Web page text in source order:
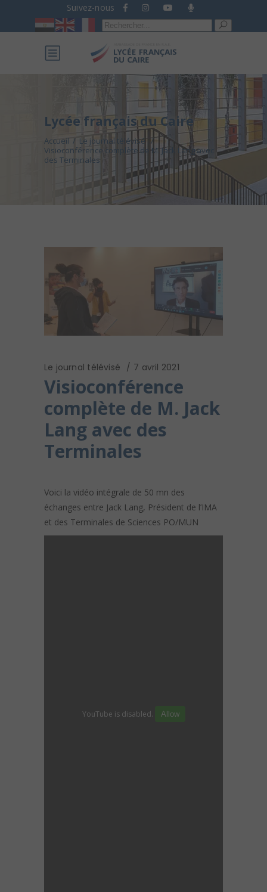
Suivez-nous
Recherche
pour :
Lycée français du Caire
Accueil / Le journal télévisé
/
Visioconférence complète de M. Jack Lang avec
des Terminales
Le journal télévisé 7 avril 2021
Visioconférence
complète de M. Jack
Lang avec des
Terminales
Voici la vidéo intégrale de 50 mn des
échanges entre Jack Lang, Président de l’IMA
et des Terminales de Sciences PO/MUN
YouTube is disabled. Allow